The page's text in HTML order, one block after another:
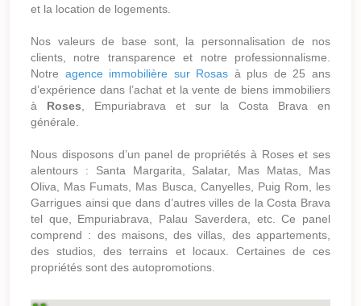
et la location de logements.
Nos valeurs de base sont, la personnalisation de nos
clients, notre transparence et notre professionnalisme.
Notre agence immobilière sur Rosas à plus de 25 ans
d’expérience dans l’achat et la vente de biens immobiliers
à Roses , Empuriabrava et sur la Costa Brava en
générale.
Nous disposons d’un panel de propriétés à Roses et ses
alentours : Santa Margarita, Salatar, Mas Matas, Mas
Oliva, Mas Fumats, Mas Busca, Canyelles, Puig Rom, les
Garrigues ainsi que dans d’autres villes de la Costa Brava
tel que, Empuriabrava, Palau Saverdera, etc. Ce panel
comprend : des maisons, des villas, des appartements,
des studios, des terrains et locaux. Certaines de ces
propriétés sont des autopromotions.